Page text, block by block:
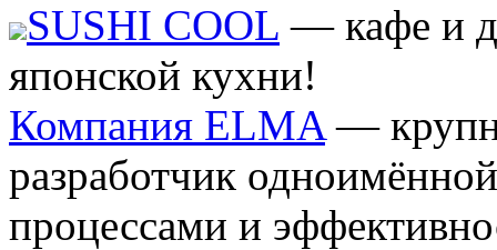
SUSHI COOL — кафе и
японской кухни!
Компания ELMA—
разработчик
процессами и